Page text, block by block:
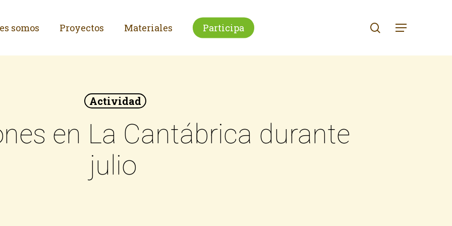
somos Proyectos Materiales Participa search
Menu
Actividad
en La Cantábrica durante
julio